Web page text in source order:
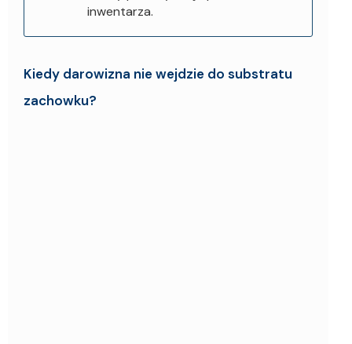
inwentarza.
Kiedy darowizna nie wejdzie do substratu
zachowku?